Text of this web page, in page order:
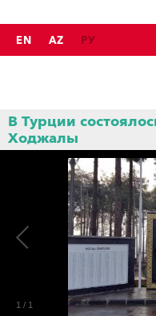
EN AZ РУ
В Турции
Ходжалы
1 / 1